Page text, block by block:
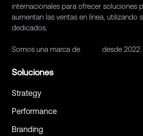
internacionales para ofrecer soluciones
aumentan las ventas en línea, utilizando
dedicados.
Somos una marca de desde 2022.
Soluciones
Strategy
Performance
Branding